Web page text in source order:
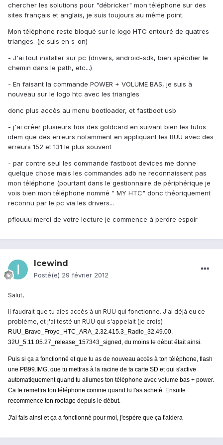
chercher les solutions pour "débricker" mon téléphone sur des
sites français et anglais, je suis toujours au même point.
Mon téléphone reste bloqué sur le logo HTC entouré de quatres
trianges. (je suis en s-on)
- J'ai tout installer sur pc (drivers, android-sdk, bien spécifier le
chemin dans le path, etc...)
- En faisant la commande POWER + VOLUME BAS, je suis à
nouveau sur le logo htc avec les triangles
donc plus accès au menu bootloader, et fastboot usb
- j'ai créer plusieurs fois des goldcard en suivant bien les tutos
idem que des erreurs notamment en appliquant les RUU avec des
erreurs 152 et 131 le plus souvent
- par contre seul les commande fastboot devices me donne
quelque chose mais les commandes adb ne reconnaissent pas
mon téléphone (pourtant dans le gestionnaire de périphérique je
vois bien mon téléphone nommé " MY HTC" donc théoriquement
reconnu par le pc via les drivers...
pfiouuu merci de votre lecture je commence à perdre espoir
Icewind
Posté(e) 29 février 2012
Salut,
Il faudrait que tu aies accès à un RUU qui fonctionne. J'ai déjà eu ce
problème, et j'ai testé un RUU qui s'appelait (je crois)
RUU_Bravo_Froyo_HTC_ARA_2.32.415.3_Radio_32.49.00.
32U_5.11.05.27_release_157343_signed, du moins le début était ainsi.
Puis si ça a fonctionné et que tu as de nouveau accès à ton téléphone, flash
une PB99.IMG, que tu mettras à la racine de ta carte SD et qui s'active
automatiquement quand tu allumes ton téléphone avec volume bas + power.
Ca te remettra ton téléphone comme quand tu l'as acheté. Ensuite
recommence ton rootage depuis le début.
J'ai fais ainsi et ça a fonctionné pour moi, j'espère que ça t'aidera